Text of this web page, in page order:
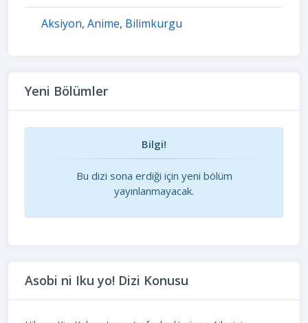
Aksiyon, Anime, Bilimkurgu
Yeni Bölümler
Bilgi!
Bu dizi sona erdiği için yeni bölüm
yayınlanmayacak.
Asobi ni Iku yo! Dizi Konusu